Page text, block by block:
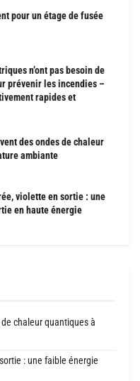
pour un étage de fusée
n’ont pas besoin de
prévenir les incendies –
rapides et
des ondes de chaleur
ambiante
violette en sortie : une
en haute énergie
chaleur quantiques à
: une faible énergie